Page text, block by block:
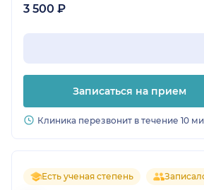
3 500 ₽
Записаться на прием
Клиника перезвонит в течение 10
Есть ученая степень